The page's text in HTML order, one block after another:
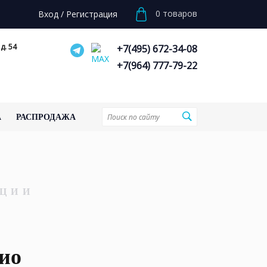
Вход / Регистрация 0 товаров
54
+7(495) 672-34-08
+7(964) 777-79-22
РАСПРОДАЖА